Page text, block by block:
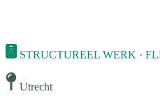
STRUCTUREEL WERK ·
Utrecht